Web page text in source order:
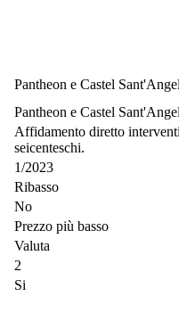
Pantheon e Castel
Pantheon e Castel
Affidamento diretto
seicenteschi.
1/2023
Ribasso
No
Prezzo più basso
Valuta
2
Si